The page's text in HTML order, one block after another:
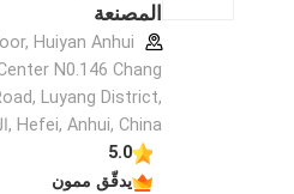
المصنعة
Huiyan Anhui
N0.146 Chang
Luyang District,
Hefei, Anhui, China ,الصين
5.0
يدقّق ممون